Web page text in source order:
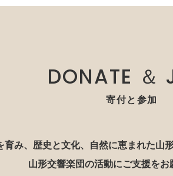
DONATE ＆
寄付と参加
育み、歴史と文化、自然に恵まれた山
山形交響楽団の活動にご支援をお